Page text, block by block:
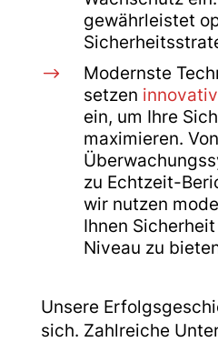
gewährleistet
$
Modernste
setzen
ein, um Ihre
maximieren.
zu Echtzeit-
wir nutzen
Ihnen
Niveau zu
Unsere
sich. Zahlreiche